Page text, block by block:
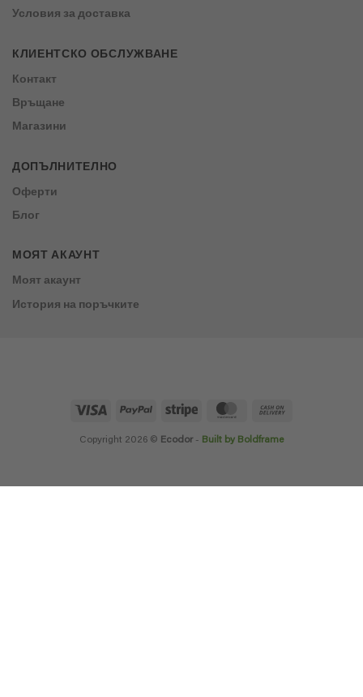
Условия за доставка
КЛИЕНТСКО ОБСЛУЖВАНЕ
Контакт
Връщане
Магазини
ДОПЪЛНИТЕЛНО
Оферти
Блог
МОЯТ АКАУНТ
Моят акаунт
История на поръчките
Visa PayPal Stripe MasterCard
Copyright 2026 © Ecodor- Built by Boldframe